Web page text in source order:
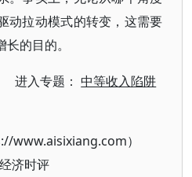
动拉动模式的转变，这需要
的目的。
进入专题：中等收入陷阱
www.aisixiang.com）
经济时评